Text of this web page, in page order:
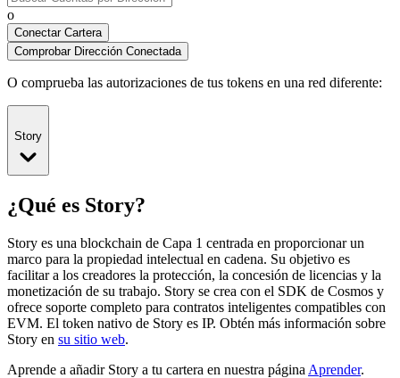
o
Conectar Cartera
Comprobar Dirección Conectada
O comprueba las autorizaciones de tus tokens en una red diferente:
Story
¿Qué es Story?
Story es una blockchain de Capa 1 centrada en proporcionar un
marco para la propiedad intelectual en cadena. Su objetivo es
facilitar a los creadores la protección, la concesión de licencias y la
monetización de su trabajo. Story se crea con el SDK de Cosmos y
ofrece soporte completo para contratos inteligentes compatibles con
EVM. El token nativo de Story es IP. Obtén más información sobre
Story en su sitio web.
Aprende a añadir Story a tu cartera en nuestra página Aprender.